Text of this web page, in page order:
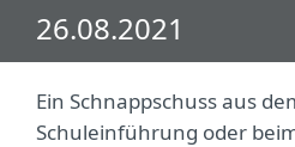
26.08.2021
Ein Schnappschuss aus
Schuleinführung oder